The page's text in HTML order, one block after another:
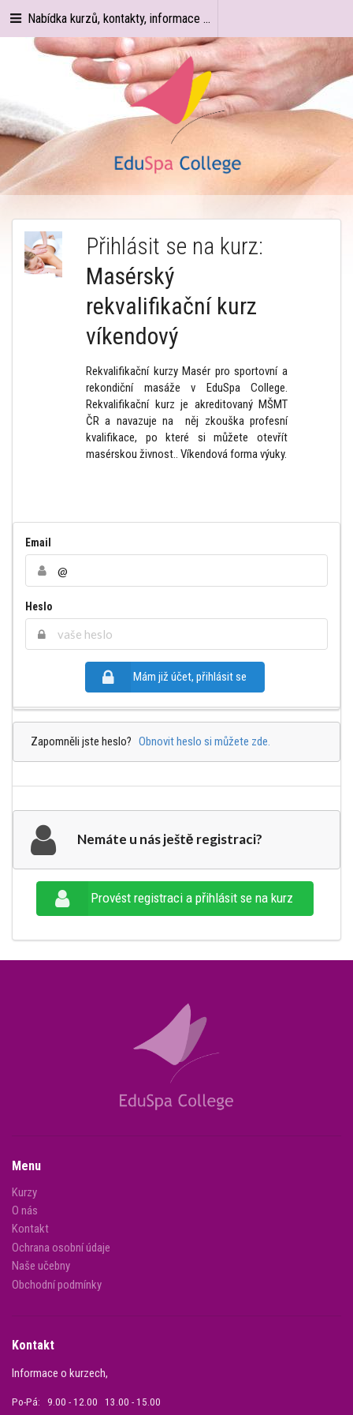
Nabídka kurzů, kontakty, informace ...
Přihlásit se na kurz:
Masérský
rekvalifikační kurz
víkendový
Rekvalifikační kurzy Masér pro sportovní a
rekondiční masáže v EduSpa College.
Rekvalifikační kurz je akreditovaný MŠMT
ČR a navazuje na něj zkouška profesní
kvalifikace, po které si můžete otevřít
masérskou živnost.. Víkendová forma výuky.
Email
Heslo
Mám již účet, přihlásit se
Zapomněli jste heslo? Obnovit heslo si můžete zde.
Nemáte u nás ještě registraci?
Provést registraci a přihlásit se na kurz
Menu
Kurzy
O nás
Kontakt
Ochrana osobní údaje
Naše učebny
Obchodní podmínky
Kontakt
Informace o kurzech,
Po-Pá: 9.00 - 12.00 13.00 - 15.00